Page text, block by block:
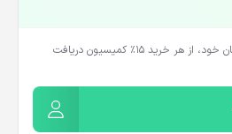
با معرفی این محصول به دوستان خود، از هر خرید ۱۵٪ کمیسیون دریافت